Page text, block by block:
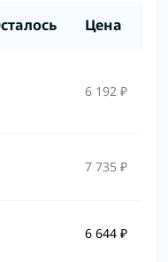
Цена
6 192 ₽
7 735 ₽
6 644 ₽